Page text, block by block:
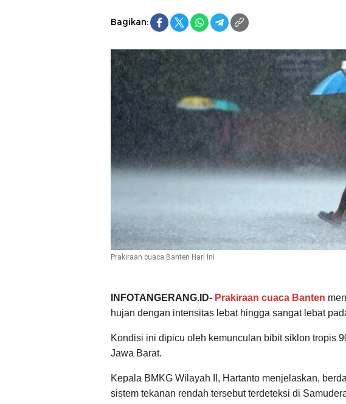
Bagikan:
Prakiraan cuaca Banten Hari Ini
INFOTANGERANG.ID- Prakiraan cuaca Banten
hujan dengan intensitas lebat hingga sangat lebat
Kondisi ini dipicu oleh kemunculan bibit siklon tropis
Jawa Barat.
Kepala BMKG Wilayah II, Hartanto menjelaskan,
sistem tekanan rendah tersebut terdeteksi di